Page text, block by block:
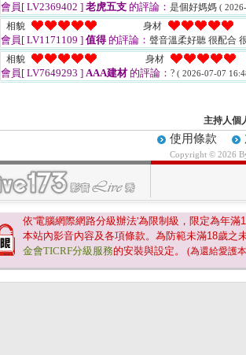
會員[ LV2369402 ] 老虎五支 的評論： 是個好媽媽 (
相貌 身材
會員[ LV1171109 ] 值得的評論： 聲音溫柔好聽 很配合
相貌
身材
會員[ LV7649293 ] AAA建材的評論： ? ( 2026-07-07
主持人個
使用條款
Copyright © 2026
依'電腦網際網路分級辦法'為限制級，限定為年滿
本站內影音內容及各項條款。為防範未滿18歲之
金會TICRF分級服務的安裝與設定。 (為還給愛護